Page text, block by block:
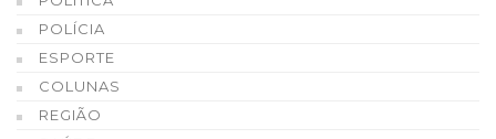
POLÍCIA
ESPORTE
COLUNAS
REGIÃO